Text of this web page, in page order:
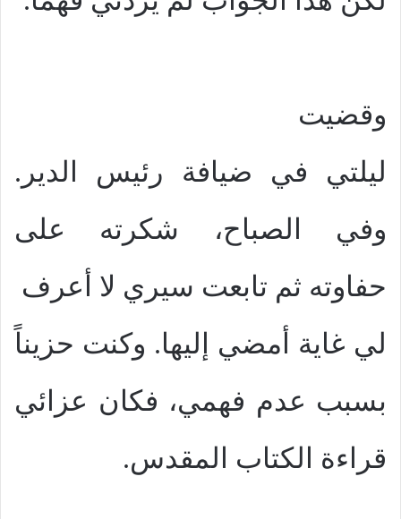
وقضيت
ليلتي في ضيافة رئيس الدير.
وفي الصباح، شكرته على
حفاوته ثم تابعت سيري لا أعرف
لي غاية أمضي إليها. وكنت حزيناً
بسبب عدم فهمي، فكان عزائي
قراءة الكتاب المقدس.